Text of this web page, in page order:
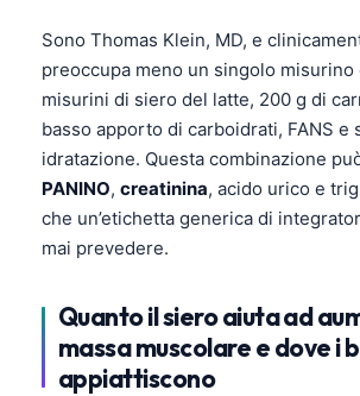
Sono Thomas Klein, MD, e
preoccupa meno un singolo misurino
misurini di siero del latte, 200 g di
basso apporto di carboidrati, FANS e
idratazione. Questa combinazione
PANINO, creatinina, acido urico e
che un’etichetta generica di
mai prevedere.
Quanto il siero aiuta ad
massa muscolare e dove i
appiattiscono